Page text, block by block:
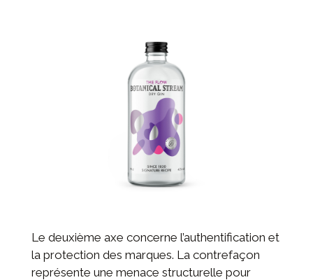
Le deuxième axe concerne l’authentification et
la protection des marques. La contrefaçon
représente une menace structurelle pour